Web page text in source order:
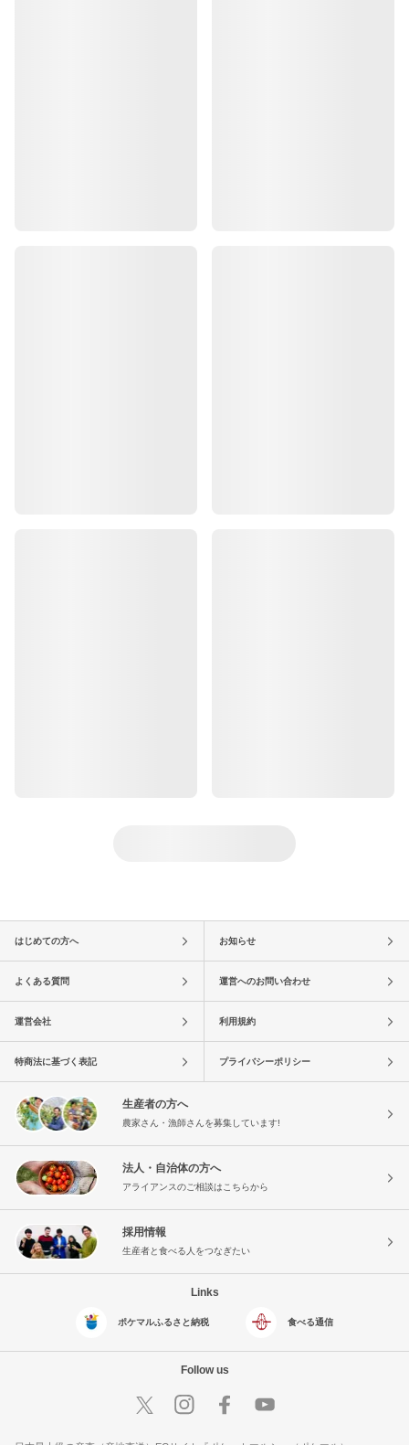
はじめての方へ お知らせ
よくある質問 運営へのお問い合わせ
運営会社 利用規約
特商法に基づく表記 プライバシーポリシー
生産者の方へ
農家さん・漁師さんを募集しています!
法人・自治体の方へ
アライアンスのご相談はこちらから
採用情報
生産者と食べる人をつなぎたい
Links
ポケマルふるさと納税 食べる通信
Follow us